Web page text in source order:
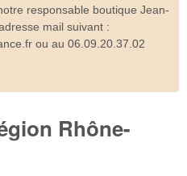
responsable boutique Jean-
mail suivant :
ou au 06.09.20.37.02
Rhône-